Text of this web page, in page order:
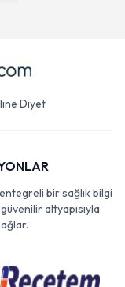
Diyet
bir sağlık bilgi
altyapısıyla